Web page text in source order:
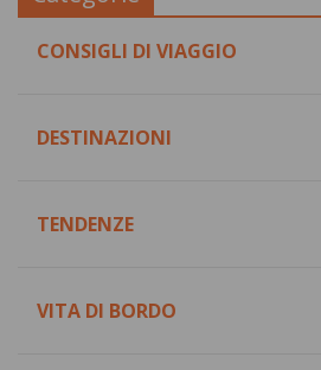
CONSIGLI DI VIAGGIO
DESTINAZIONI
TENDENZE
VITA DI BORDO